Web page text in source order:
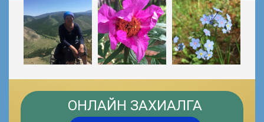
ОНЛАЙН ЗАХИАЛГА